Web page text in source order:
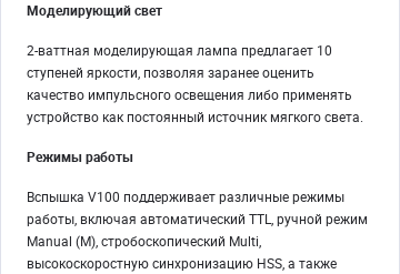
Моделирующий свет
2-ваттная моделирующая лампа предлагает 10
ступеней яркости, позволяя заранее оценить
качество импульсного освещения либо применять
устройство как постоянный источник мягкого света.
Режимы работы
Вспышка V100 поддерживает различные режимы
работы, включая автоматический TTL, ручной режим
Manual (M), стробоскопический Multi,
высокоскоростную синхронизацию HSS, а также